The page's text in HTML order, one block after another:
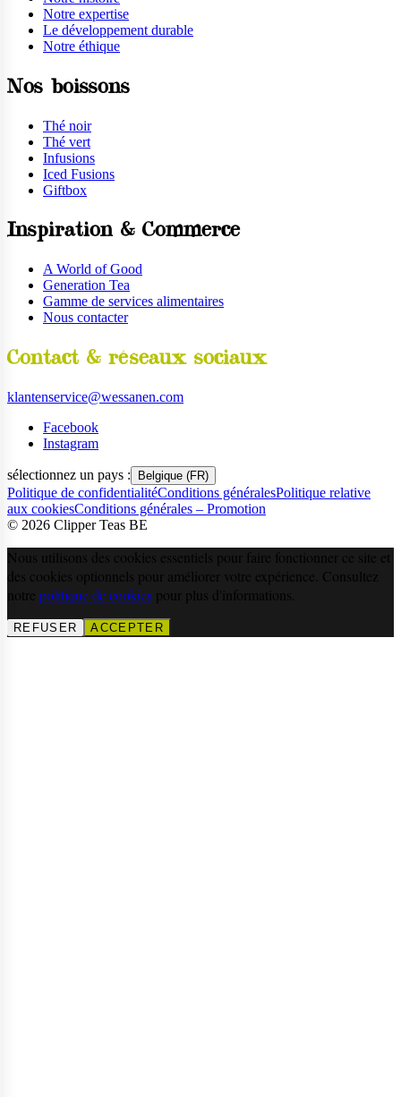
Notre expertise
Le développement durable
Notre éthique
Nos boissons
Thé noir
Thé vert
Infusions
Iced Fusions
Giftbox
Inspiration & Commerce
A World of Good
Generation Tea
Gamme de services alimentaires
Nous contacter
Contact & réseaux sociaux
klantenservice@wessanen.com
Facebook
Instagram
sélectionnez un pays : Belgique (FR)
Politique de confidentialitéConditions généralesPolitique relative
aux cookiesConditions générales – Promotion
© 2026 Clipper Teas BE
Nous utilisons des cookies essentiels pour faire fonctionner ce site et
des cookies optionnels pour améliorer votre expérience. Consultez
notre politique de cookies pour plus d'informations.
REFUSER ACCEPTER